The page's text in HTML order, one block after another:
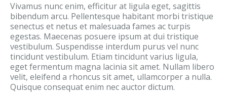
Vivamus nunc enim, efficitur at ligula eget, sagittis
bibendum arcu. Pellentesque habitant morbi tristique
senectus et netus et malesuada fames ac turpis
egestas. Maecenas posuere ipsum at dui tristique
vestibulum. Suspendisse interdum purus vel nunc
tincidunt vestibulum. Etiam tincidunt varius ligula,
eget fermentum magna lacinia sit amet. Nullam libero
velit, eleifend a rhoncus sit amet, ullamcorper a nulla.
Quisque consequat enim nec auctor dictum.